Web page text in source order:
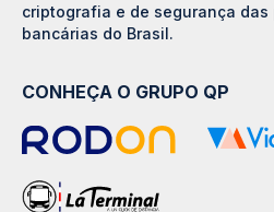
criptografia e de segurança
bancárias do Brasil.
CONHEÇA O GRUPO QP